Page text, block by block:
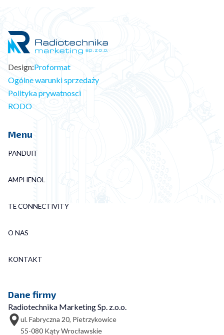
Design:Proformat
Ogólne warunki sprzedaży
Polityka prywatnosci
RODO
Menu
PANDUIT
AMPHENOL
TE CONNECTIVITY
O NAS
KONTAKT
Dane firmy
Radiotechnika Marketing Sp. z.o.o.
ul. Fabryczna 20, Pietrzykowice
55-080 Kąty Wrocławskie